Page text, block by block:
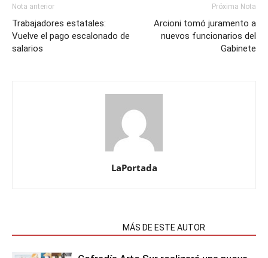
Nota anterior
Trabajadores estatales:
Vuelve el pago escalonado de
salarios
Próxima Nota
Arcioni tomó juramento a
nuevos funcionarios del
Gabinete
LaPortada
MÁS DE ESTE AUTOR